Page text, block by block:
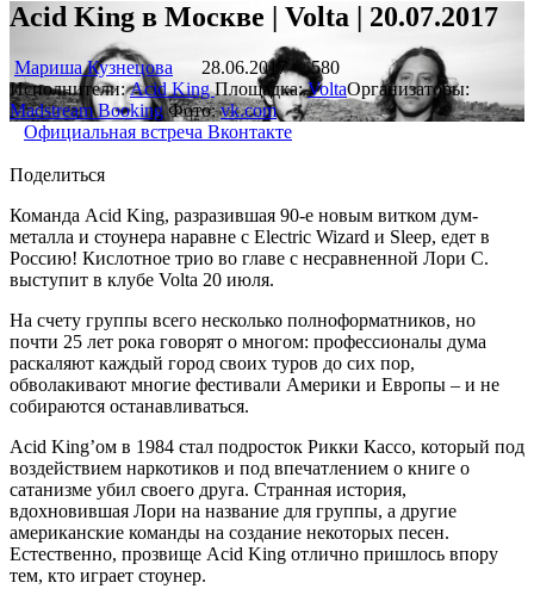
Acid King в Москве | Volta | 20.07.2017
Мариша Кузнецова 28.06.2017
580
Исполнители:Acid KingПлощадка:VoltaОрганизаторы:
Madstream Booking Фото:vk.com
Официальная встреча Вконтакте
Поделиться
Команда Acid King, разразившая 90-е новым витком дум-
металла и стоунера наравне с Electric Wizard и Sleep, едет в
Россию! Кислотное трио во главе с несравненной Лори С.
выступит в клубе Volta 20 июля.
На счету группы всего несколько полноформатников, но
почти 25 лет рока говорят о многом: профессионалы дума
раскаляют каждый город своих туров до сих пор,
обволакивают многие фестивали Америки и Европы – и не
собираются останавливаться.
Acid King’ом в 1984 стал подросток Рикки Кассо, который под
воздействием наркотиков и под впечатлением о книге о
сатанизме убил своего друга. Странная история,
вдохновившая Лори на название для группы, а другие
американские команды на создание некоторых песен.
Естественно, прозвище Acid King отлично пришлось впору
тем, кто играет стоунер.